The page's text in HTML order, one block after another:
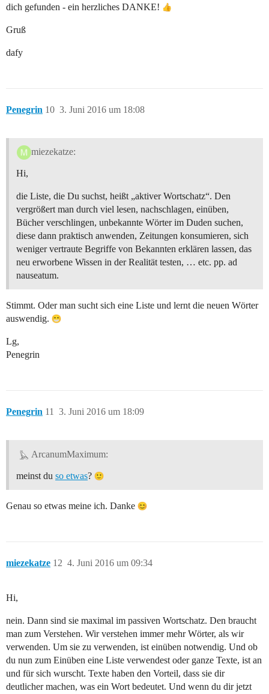
dich gefunden - ein herzliches DANKE!
Gruß
dafy
Penegrin 3. Juni 2016 um 18:08
10
miezekatze:
Hi,
die Liste, die Du suchst, heißt „aktiver Wortschatz“. Den
vergrößert man durch viel lesen, nachschlagen, einüben,
Bücher verschlingen, unbekannte Wörter im Duden suchen,
diese dann praktisch anwenden, Zeitungen konsumieren, sich
weniger vertraute Begriffe von Bekannten erklären lassen, das
neu erworbene Wissen in der Realität testen, … etc. pp. ad
nauseatum.
Stimmt. Oder man sucht sich eine Liste und lernt die neuen Wörter
auswendig.
Lg,
Penegrin
Penegrin 3. Juni 2016 um 18:09
11
ArcanumMaximum:
meinst du so etwas?
Genau so etwas meine ich. Danke
miezekatze 4. Juni 2016 um 09:34
12
Hi,
nein. Dann sind sie maximal im passiven Wortschatz. Den braucht
man zum Verstehen. Wir verstehen immer mehr Wörter, als wir
verwenden. Um sie zu verwenden, ist einüben notwendig. Und ob
du nun zum Einüben eine Liste verwendest oder ganze Texte, ist an
und für sich wurscht. Texte haben den Vorteil, dass sie dir
deutlicher machen, was ein Wort bedeutet. Und wenn du dir jetzt